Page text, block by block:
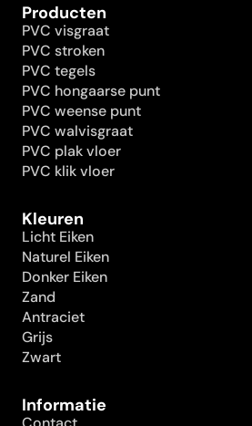
Producten
PVC visgraat
PVC stroken
PVC tegels
PVC hongaarse punt
PVC weense punt
PVC walvisgraat
PVC plak vloer
PVC klik vloer
Kleuren
Licht Eiken
Naturel Eiken
Donker Eiken
Zand
Antraciet
Grijs
Zwart
Informatie